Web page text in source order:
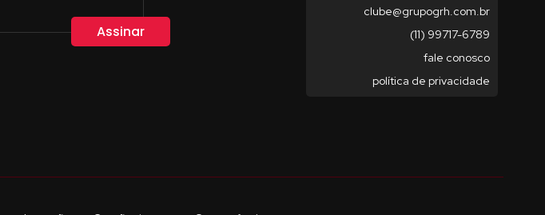
clube@grupogrh.com.br
(11) 99717-6789
fale conosco
política de privacidade